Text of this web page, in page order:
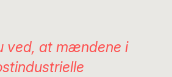
ved, at mændene i